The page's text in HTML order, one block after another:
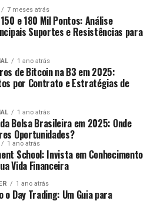
7 meses atrás
e 180 Mil Pontos: Análise
Suportes e Resistências para
1 ano atrás
de Bitcoin na B3 em 2025:
por Contrato e Estratégias de
1 ano atrás
Bolsa Brasileira em 2025: Onde
Oportunidades?
1 ano atrás
School: Invista em Conhecimento
Vida Financeira
1 ano atrás
Day Trading: Um Guia para